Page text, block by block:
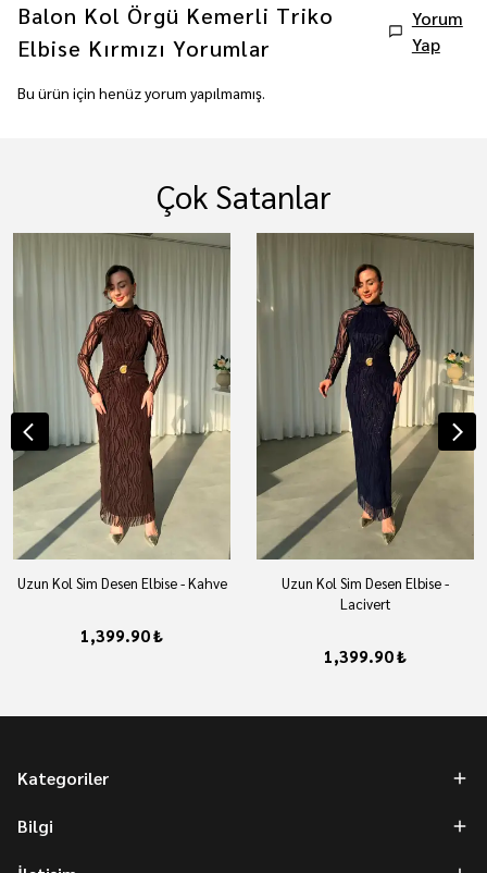
Balon Kol Örgü Kemerli Triko
Elbise Kırmızı Yorumlar
Yorum
Yap
Bu ürün için henüz yorum yapılmamış.
Çok Satanlar
Uzun Kol Sim Desen Elbise - Kahve
1,399.90 ₺
Uzun Kol Sim Desen Elbise -
Lacivert
1,399.90 ₺
Kategoriler
Bilgi